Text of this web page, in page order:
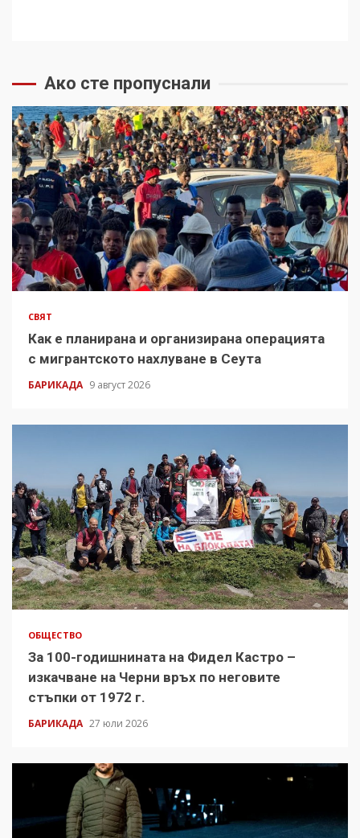
Ако сте пропуснали
СВЯТ
Как е планирана и организирана операцията
с мигрантското нахлуване в Сеута
БАРИКАДА 9 август 2026
ОБЩЕСТВО
За 100-годишнината на Фидел Кастро –
изкачване на Черни връх по неговите
стъпки от 1972 г.
БАРИКАДА 27 юли 2026